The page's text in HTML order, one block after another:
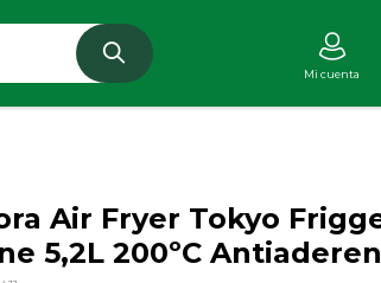
Air Fryer Tokyo
5,2L 200ºC